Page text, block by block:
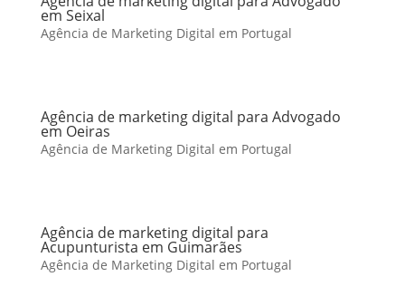
em Seixal
Agência de Marketing Digital em Portugal
Agência de marketing digital para Advogado
em Oeiras
Agência de Marketing Digital em Portugal
Agência de marketing digital para
Acupunturista em Guimarães
Agência de Marketing Digital em Portugal